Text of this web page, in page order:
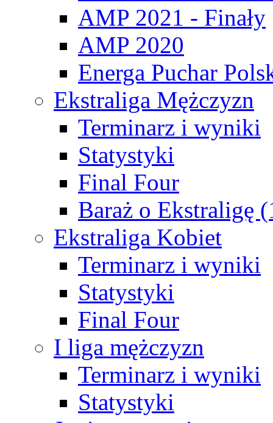
AMP 2021 - Finały
AMP 2020
Energa Puchar
Ekstraliga Mężczyzn
Terminarz i wyniki
Statystyki
Final Four
Baraż o Ekstraligę
Ekstraliga Kobiet
Terminarz i wyniki
Statystyki
Final Four
I liga mężczyzn
Terminarz i wyniki
Statystyki